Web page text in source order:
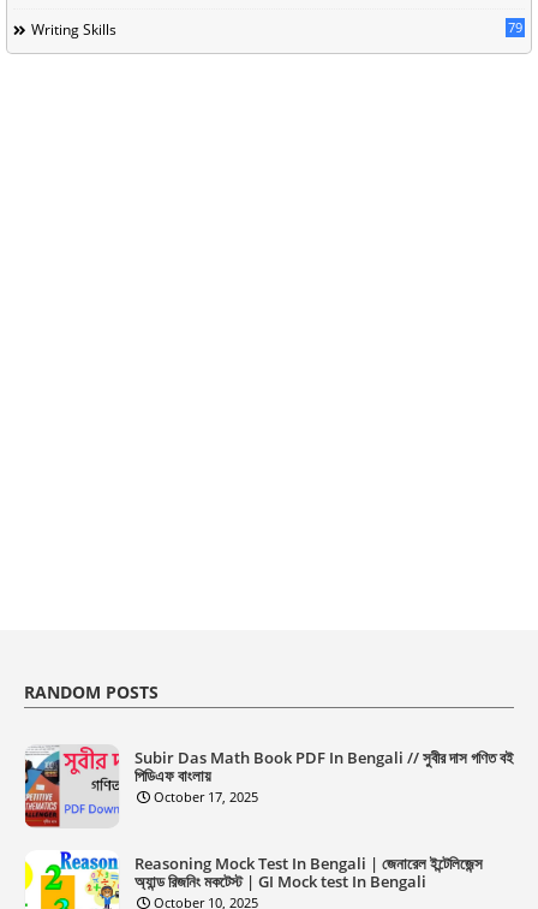
Writing Skills 79
RANDOM POSTS
Subir Das Math Book PDF In Bengali // সুবীর দাস গণিত বই
পিডিএফ বাংলায়
October 17, 2025
Reasoning Mock Test In Bengali | জেনারেল ইন্টেলিজেন্স
অ্যান্ড রিজনিং মকটেস্ট | GI Mock test In Bengali
October 10, 2025